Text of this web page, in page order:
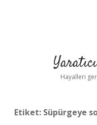
Hayalleri
Etiket: Süpürgeye